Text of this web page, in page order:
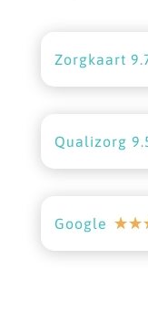
Zorgkaart
Qualizorg
Google ☆☆